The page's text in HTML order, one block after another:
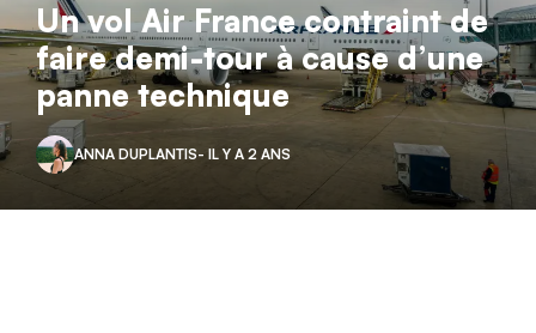
Un vol Air France contraint de
faire demi-tour à cause d’une
panne technique
ANNA DUPLANTIS- IL Y A 2 ANS